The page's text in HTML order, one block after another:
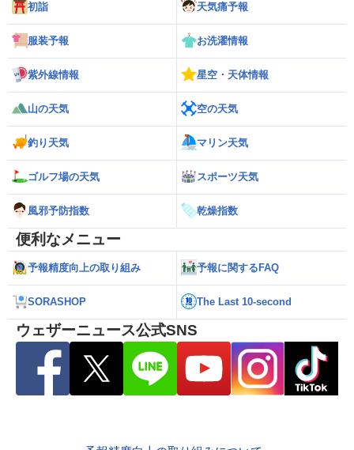
初詣 天気痛予報
服装予報 お洗濯情報
紫外線情報 星空・天体情報
山の天気 空の天気
釣り天気 マリン天気
ゴルフ場の天気 スポーツ天気
風邪予防指数 乾燥指数
便利なメニュー
予報精度向上の取り組み 予報に関するFAQ
SORASHOP The Last 10-second
ウェザーニュース公式SNS